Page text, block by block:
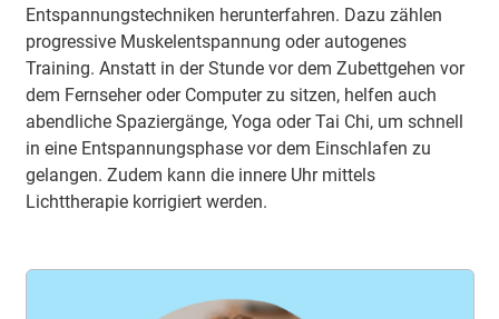
Entspannungstechniken herunterfahren. Dazu zählen
progressive Muskelentspannung oder autogenes
Training. Anstatt in der Stunde vor dem Zubettgehen vor
dem Fernseher oder Computer zu sitzen, helfen auch
abendliche Spaziergänge, Yoga oder Tai Chi, um schnell
in eine Entspannungsphase vor dem Einschlafen zu
gelangen. Zudem kann die innere Uhr mittels
Lichttherapie korrigiert werden.